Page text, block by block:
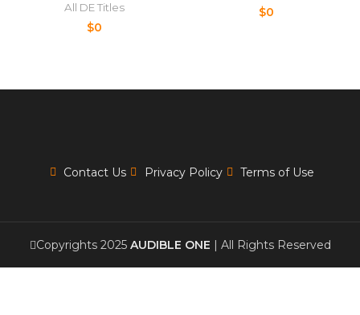
All DE Titles
$0
$0
Contact Us Privacy Policy Terms of Use
Copyrights 2025 AUDIBLE ONE | All Rights Reserved